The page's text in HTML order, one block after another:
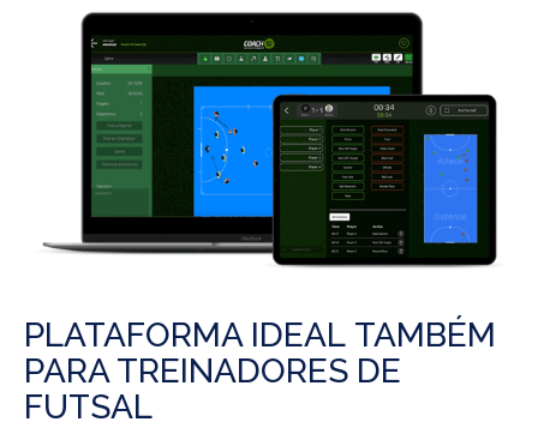
PLATAFORMA IDEAL TAMBÉM
PARA TREINADORES DE
FUTSAL